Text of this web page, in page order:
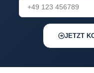
JETZT